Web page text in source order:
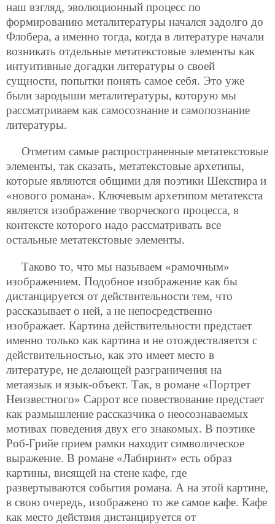
наш взгляд, эволюционный процесс по
формированию металитературы начался задолго до
Флобера, а именно тогда, когда в литературе начали
возникать отдельные метатекстовые элементы как
интуитивные догадки литературы о своей
сущности, попытки понять самое себя. Это уже
были зародыши металитературы, которую мы
рассматриваем как самосознание и самопознание
литературы.
Отметим самые распространенные метатекстовые
элементы, так сказать, метатекстовые архетипы,
которые являются общими для поэтики Шекспира и
«нового романа». Ключевым архетипом метатекста
является изображение творческого процесса, в
контексте которого надо рассматривать все
остальные метатекстовые элементы.
Таково то, что мы называем «рамочным»
изображением. Подобное изображение как бы
дистанцируется от действительности тем, что
рассказывает о ней, а не непосредственно
изображает. Картина действительности предстает
именно только как картина и не отождествляется с
действительностью, как это имеет место в
литературе, не делающей разграничения на
метаязык и язык-объект. Так, в романе «Портрет
Неизвестного» Саррот все повествование предстает
как размышление рассказчика о неосознаваемых
мотивах поведения двух его знакомых. В поэтике
Роб-Грийе прием рамки находит символическое
выражение. В романе «Лабиринт» есть образ
картины, висящей на стене кафе, где
развертываются события романа. А на этой картине,
в свою очередь, изображено то же самое кафе. Кафе
как место действия дистанцируется от